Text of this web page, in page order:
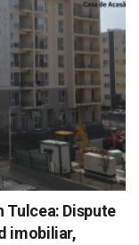
Tulcea: Dispute
imobiliar,